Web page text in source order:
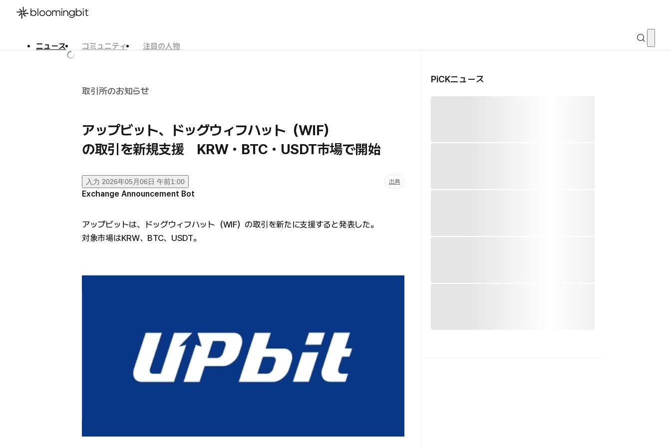
ニュース コミュニティ
注目の人物
取引所のお知らせ
アップビット、ドッグウィフハット（WIF）
の取引を新規支援 KRW・BTC・USDT市場で開始
入力 2026年05月06日 午前1:00 出典
Exchange Announcement Bot
アップビットは、ドッグウィフハット（WIF）の取引を新たに支援すると発表した。
対象市場はKRW、BTC、USDT。
PiCKニュース